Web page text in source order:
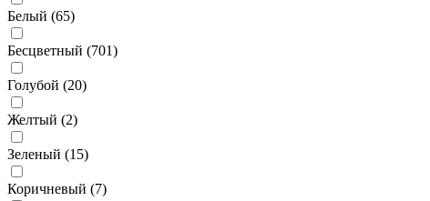
Белый (65)
Бесцветный (701)
Голубой (20)
Желтый (2)
Зеленый (15)
Коричневый (7)